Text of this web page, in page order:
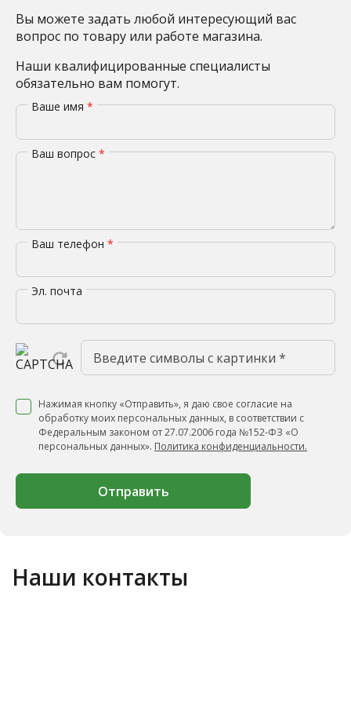
Вы можете задать любой интересующий вас
вопрос по товару или работе магазина.
Наши квалифицированные специалисты
обязательно вам помогут.
Ваше имя *
Ваш вопрос *
Ваш телефон *
Эл. почта
Нажимая кнопку «Отправить», я даю свое согласие на
обработку моих персональных данных, в соответствии с
Федеральным законом от 27.07.2006 года №152-ФЗ «О
персональных данных». Политика конфиденциальности.
Отправить
Наши контакты